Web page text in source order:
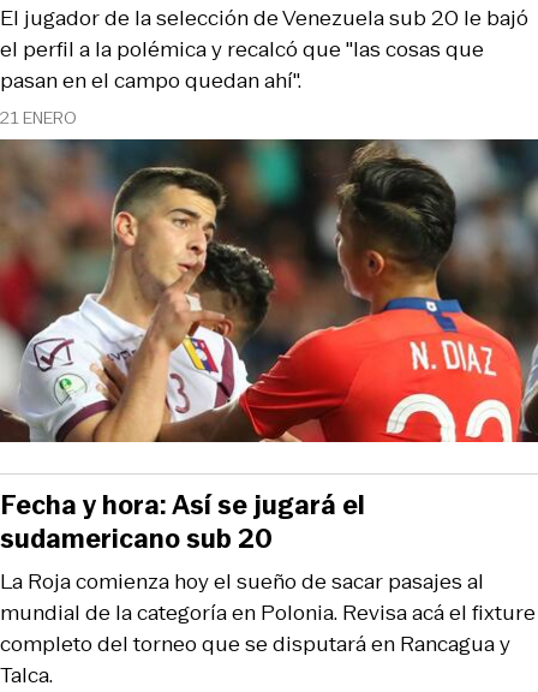
21 ENERO
El jugador de la selección de Venezuela sub 20 le bajó
el perfil a la polémica y recalcó que "las cosas que
pasan en el campo quedan ahí".
La Roja comienza hoy el sueño de sacar pasajes al
mundial de la categoría en Polonia. Revisa acá el fixture
completo del torneo que se disputará en Rancagua y
Talca.
Fecha y hora: Así se jugará el
sudamericano sub 20